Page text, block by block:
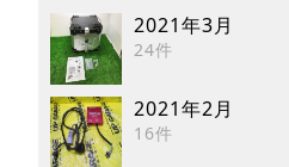
2021年3月
24件
2021年2月
16件